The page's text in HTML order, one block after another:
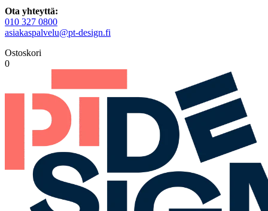
Ota yhteyttä:
010 327 0800
asiakaspalvelu@pt-design.fi
Ostoskori
0